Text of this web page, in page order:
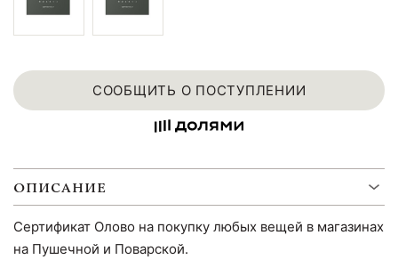
СООБЩИТЬ О ПОСТУПЛЕНИИ
ОПИСАНИЕ
Сертификат Олово на покупку любых вещей в магазинах
на Пушечной и Поварской.